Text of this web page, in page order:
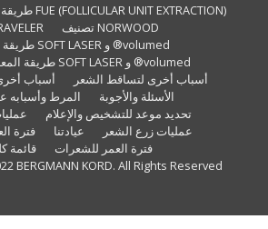
FUE (FOLLICULAR UNIT EXTRACTION) طريقة
NORWOOD تصنيف
volumed® و SOFT LASER طريقة المعالجة
volumed® و SOFT LASER طريقة المعالجة
أسباب أخرى لتساقط الشعر
أسباب
الأسئلة والأجوبة
المرط وأسبابه
تحديد موعد للتشخيص والإعلام
عمليات زرع الشعر
عيادتنا
فترة
فترة العمر للشعرات
قائمة
BERGMANN KORD. All Rights Reserved